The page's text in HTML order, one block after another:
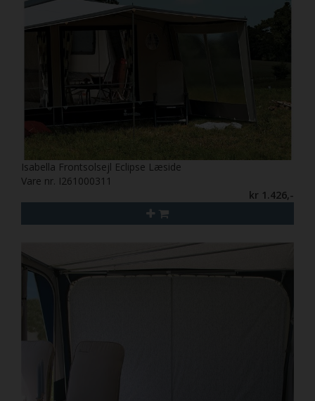
Isabella Frontsolsejl Eclipse Læside
Vare nr. I261000311
kr 1.426,-